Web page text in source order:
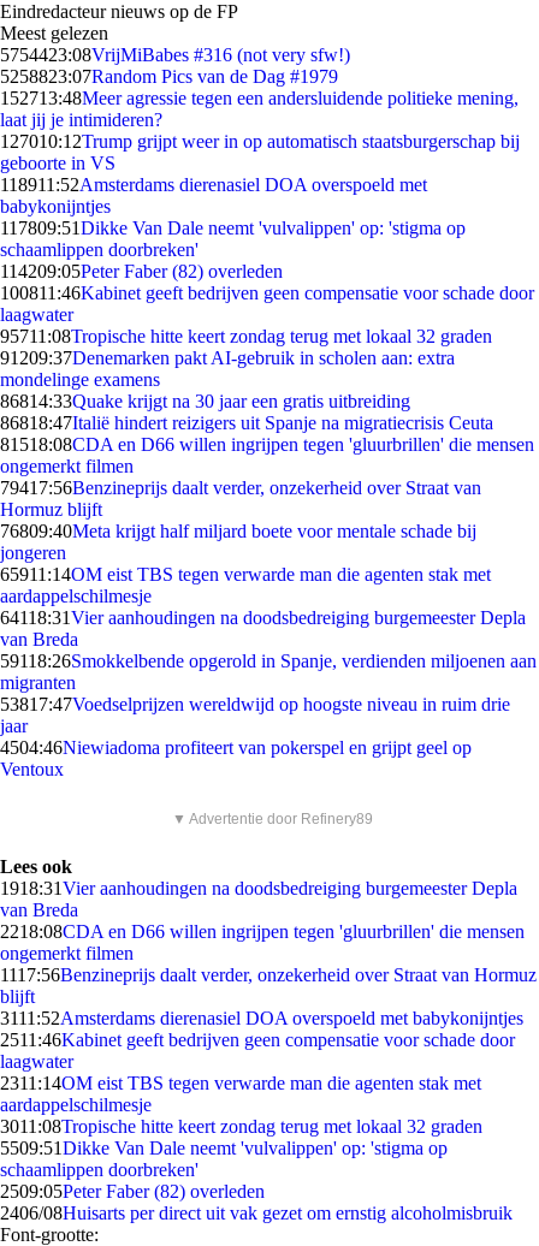
Eindredacteur nieuws op de FP
Meest gelezen
5754423:08VrijMiBabes #316 (not very sfw!)
5258823:07Random Pics van de Dag #1979
152713:48Meer agressie tegen een andersluidende politieke mening,
laat jij je intimideren?
127010:12Trump grijpt weer in op automatisch staatsburgerschap bij
geboorte in VS
118911:52Amsterdams dierenasiel DOA overspoeld met
babykonijntjes
117809:51Dikke Van Dale neemt 'vulvalippen' op: 'stigma op
schaamlippen doorbreken'
114209:05Peter Faber (82) overleden
100811:46Kabinet geeft bedrijven geen compensatie voor schade door
laagwater
95711:08Tropische hitte keert zondag terug met lokaal 32 graden
91209:37Denemarken pakt AI-gebruik in scholen aan: extra
mondelinge examens
86814:33Quake krijgt na 30 jaar een gratis uitbreiding
86818:47Italië hindert reizigers uit Spanje na migratiecrisis Ceuta
81518:08CDA en D66 willen ingrijpen tegen 'gluurbrillen' die mensen
ongemerkt filmen
79417:56Benzineprijs daalt verder, onzekerheid over Straat van
Hormuz blijft
76809:40Meta krijgt half miljard boete voor mentale schade bij
jongeren
65911:14OM eist TBS tegen verwarde man die agenten stak met
aardappelschilmesje
64118:31Vier aanhoudingen na doodsbedreiging burgemeester Depla
van Breda
59118:26Smokkelbende opgerold in Spanje, verdienden miljoenen aan
migranten
53817:47Voedselprijzen wereldwijd op hoogste niveau in ruim drie
jaar
4504:46Niewiadoma profiteert van pokerspel en grijpt geel op
Ventoux
▼ Advertentie door Refinery89
Lees ook
1918:31Vier aanhoudingen na doodsbedreiging burgemeester Depla
van Breda
2218:08CDA en D66 willen ingrijpen tegen 'gluurbrillen' die mensen
ongemerkt filmen
1117:56Benzineprijs daalt verder, onzekerheid over Straat van Hormuz
blijft
3111:52Amsterdams dierenasiel DOA overspoeld met babykonijntjes
2511:46Kabinet geeft bedrijven geen compensatie voor schade door
laagwater
2311:14OM eist TBS tegen verwarde man die agenten stak met
aardappelschilmesje
3011:08Tropische hitte keert zondag terug met lokaal 32 graden
5509:51Dikke Van Dale neemt 'vulvalippen' op: 'stigma op
schaamlippen doorbreken'
2509:05Peter Faber (82) overleden
2406/08Huisarts per direct uit vak gezet om ernstig alcoholmisbruik
Font-grootte: